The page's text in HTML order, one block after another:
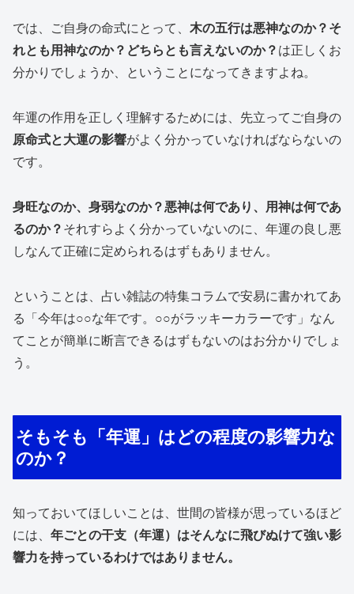
では、ご自身の命式にとって、 木の五行は悪神なのか？そ
れとも用神なのか？どちらとも言えないのか？ は正しくお
分かりでしょうか、ということになってきますよね。
年運の作用を正しく理解するためには、先立ってご自身の
原命式と大運の影響がよく分かっていなければならないの
です。
身旺なのか、身弱なのか？悪神は何であり、用神は何であ
るのか？ それすらよく分かっていないのに、年運の良し悪
しなんて正確に定められるはずもありません。
ということは、占い雑誌の特集コラムで安易に書かれてあ
る「今年は○○な年です。○○がラッキーカラーです」なん
てことが簡単に断言できるはずもないのはお分かりでしょ
う。
そもそも「年運」はどの程度の影響力な
のか？
知っておいてほしいことは、世間の皆様が思っているほど
には、 年ごとの干支（年運）はそんなに飛びぬけて強い影
響力を持っているわけではありません。